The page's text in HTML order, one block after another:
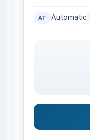
AT Automatic